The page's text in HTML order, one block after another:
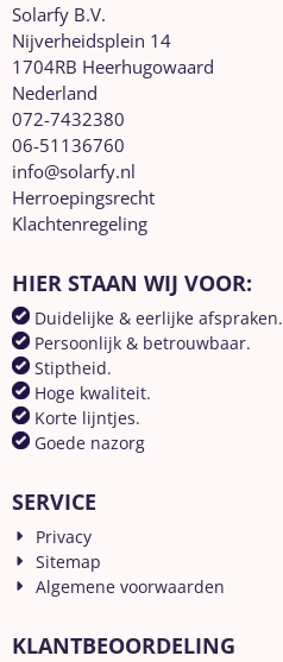
Solarfy B.V.
Nijverheidsplein 14
1704RB Heerhugowaard
Nederland
072-7432380
06-51136760
info@solarfy.nl
Herroepingsrecht
Klachtenregeling
HIER STAAN WIJ VOOR:
Duidelijke & eerlijke afspraken.
Persoonlijk & betrouwbaar.
Stiptheid.
Hoge kwaliteit.
Korte lijntjes.
Goede nazorg
SERVICE
Privacy
Sitemap
Algemene voorwaarden
KLANTBEOORDELING